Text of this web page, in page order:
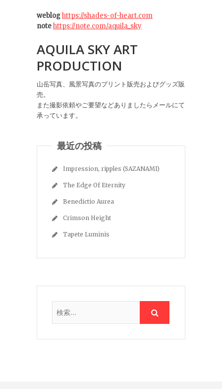
webloghttps://shades-of-heart.com
notehttps://note.com/aquila_sky
AQUILA SKY ART
PRODUCTION
山岳写真、風景写真のプリント販売およびグッズ販
売。
また撮影依頼やご要望などありましたらメールにて
承っています。
最近の投稿
Impression, ripples (SAZANAMI)
The Edge Of Eternity
Benedictio Aurea
Crimson Height
Tapete Luminis